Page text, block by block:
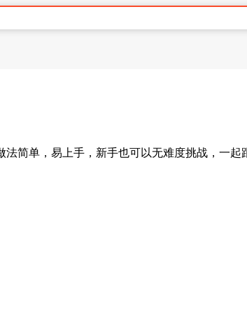
简单，易上手，新手也可以无难度挑战，一起